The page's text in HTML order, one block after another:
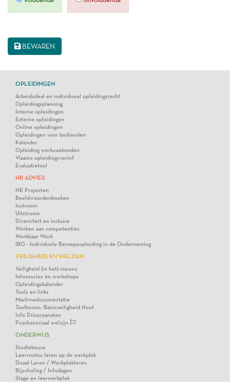
BEWAREN
OPLEIDINGEN
Arbeidsdeal en individueel opleidingsrecht
Opleidingsplanning
Interne opleidingen
Externe opleidingen
Online opleidingen
Opleidingen voor bedienden
Kalender
Opleiding werkzoekenden
Vlaams opleidingsverlof
Evaluatietool
HR ADVIES
HR Projecten
Beeldwoordenboeken
Instroom
Uitstroom
Diversiteit en inclusie
Werken aan competenties
Werkbaar Werk
IBO - Individuele Beroepsopleiding in de Onderneming
VEILIGHEID EN WELZIJN
Veiligheid (in het) nieuws
Infosessies en workshops
Opleidingskalender
Tools en links
Machinedocumentatie
Toolboxen: Basisveiligheid Hout
Info Diisocyanaten
Psychosociaal welzijn
ONDERWIJS
Studiekeuze
Leerroutes leren op de werkplek
Duaal Leren / Werkplekleren
Bijscholing / Infodagen
Stage en leerwerkplek